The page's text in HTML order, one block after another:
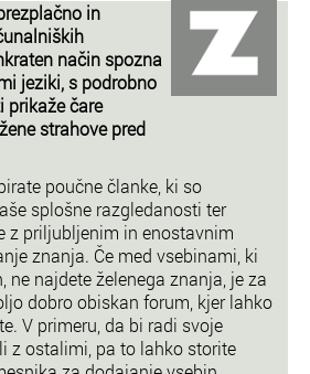
in
način spozna
jeziki, s podrobno
prikaže čare
strahove pred
poučne članke, ki so
splošne razgledanosti ter
z priljubljenim in enostavnim
znanja. Če med vsebinami, ki
ne najdete želenega znanja, je za
dobro obiskan forum, kjer lahko
V primeru, da bi radi svoje
z ostalimi, pa to lahko storite